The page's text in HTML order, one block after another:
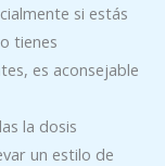
si estás
tienes
es aconsejable
la dosis
un estilo de